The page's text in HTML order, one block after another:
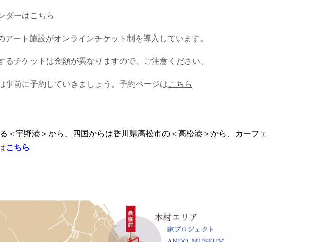
ダーはこちら
ート施設がオンラインチケット制を導入しています。
るチケットは金額が異なりますので、ご注意くださ い。
前に予約していきましょう。予約ページはこちら
＜宇野港＞から、四国からは香川県高松市の＜高松港＞から、
カーフェ
こちら